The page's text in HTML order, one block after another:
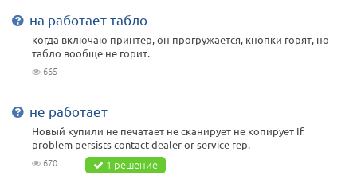
на работает табло
когда включаю принтер, он прогружается, кнопки горят, но
табло вообще не горит.
665
не работает
Новый купили не печатает не сканирует не копирует If
problem persists contact dealer or service rep.
670 1 решение